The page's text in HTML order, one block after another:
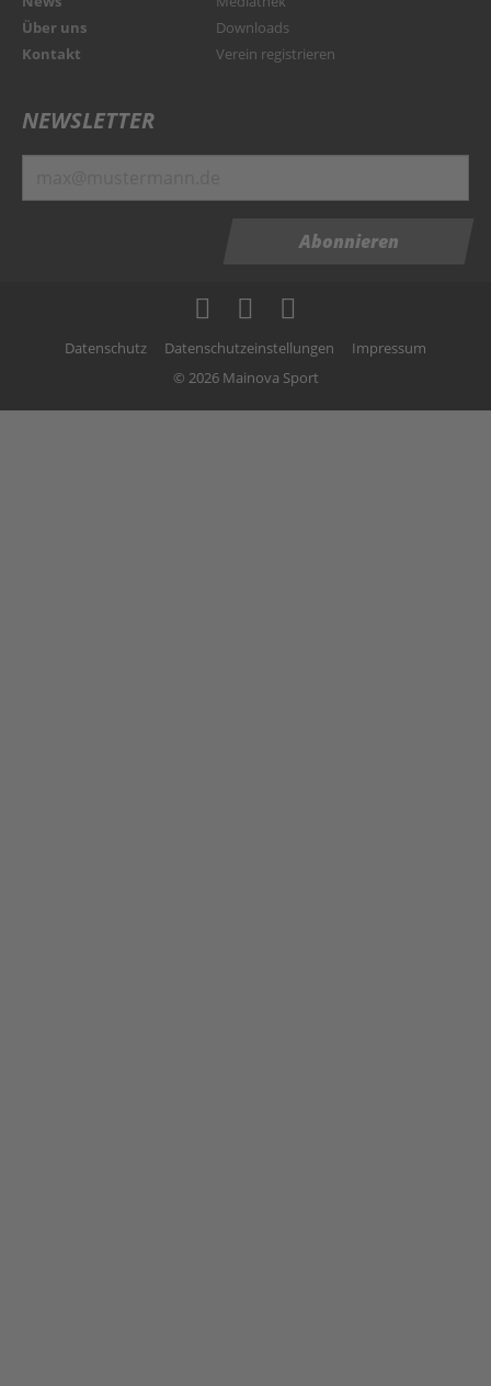
Über uns
Kontakt
Downloads
Verein registrieren
NEWSLETTER
Abonnieren
Datenschutz Datenschutzeinstellungen
Impressum
© 2026 Mainova Sport